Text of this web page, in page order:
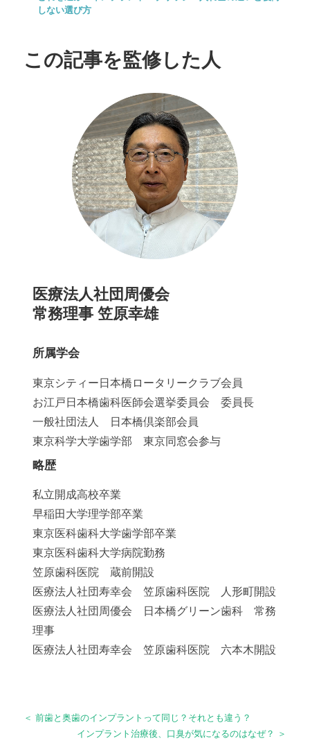
しない選び方
この記事を監修した人
医療法人社団周優会
常務理事 笠原幸雄
所属学会
東京シティー日本橋ロータリークラブ会員
お江戸日本橋歯科医師会選挙委員会 委員長
一般社団法人 日本橋倶楽部会員
東京科学大学歯学部 東京同窓会参与
略歴
私立開成高校卒業
早稲田大学理学部卒業
東京医科歯科大学歯学部卒業
東京医科歯科大学病院勤務
笠原歯科医院 蔵前開設
医療法人社団寿幸会 笠原歯科医院 人形町開設
医療法人社団周優会 日本橋グリーン歯科 常務
理事
医療法人社団寿幸会 笠原歯科医院 六本木開設
＜ 前歯と奥歯のインプラントって同じ？それとも違う？
インプラント治療後、口臭が気になるのはなぜ？ ＞